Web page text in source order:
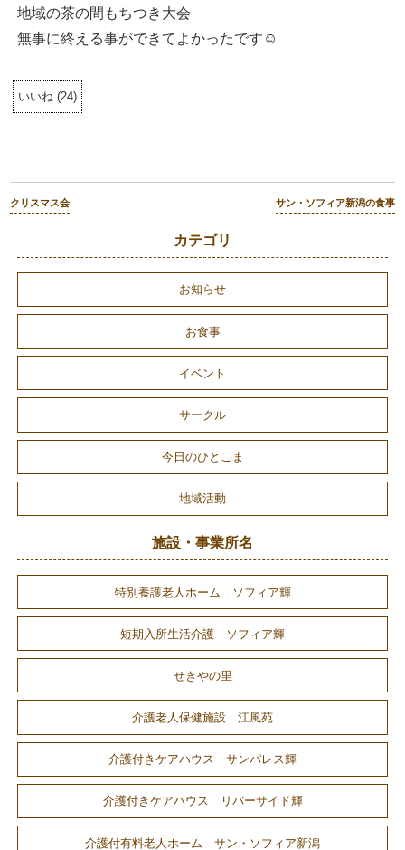
地域の茶の間もちつき大会
無事に終える事ができてよかったです☺
いいね (24)
クリスマス会 サン・ソフィア新潟の食事
カテゴリ
お知らせ
お食事
イベント
サークル
今日のひとこま
地域活動
施設・事業所名
特別養護老人ホーム ソフィア輝
短期入所生活介護 ソフィア輝
せきやの里
介護老人保健施設 江風苑
介護付きケアハウス サンパレス輝
介護付きケアハウス リバーサイド輝
介護付有料老人ホーム サン・ソフィア新潟